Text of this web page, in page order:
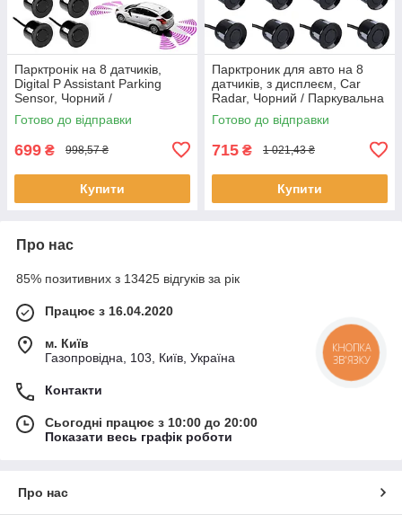
Парктронік на 8 датчиків,
Digital P Assistant Parking
Sensor, Чорний /
Паркувальна система з
дисплеєм
Готово до відправки
699 ₴ 998,57 ₴
Купити
Парктроник для авто на 8
датчиків, з дисплеєм, Car
Radar, Чорний / Паркувальна
система з датчиками
Готово до відправки
715 ₴ 1 021,43 ₴
Купити
Про нас
85% позитивних з 13425 відгуків за рік
Працює з 16.04.2020
м. Київ
Газопровідна, 103, Київ, Україна
Контакти
Сьогодні працює з 10:00 до 20:00
Показати весь графік роботи
Про нас
КНОПКА
ЗВ'ЯЗКУ